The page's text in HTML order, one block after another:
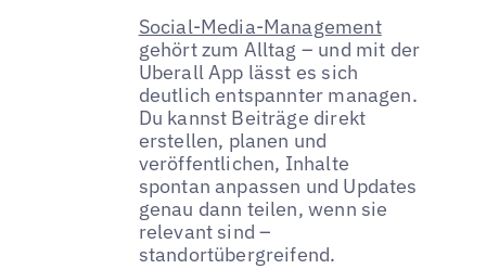
Social-Media-Management
gehört zum Alltag – und mit der
Uberall App lässt es sich
deutlich entspannter managen.
Du kannst Beiträge direkt
erstellen, planen und
veröffentlichen, Inhalte
spontan anpassen und Updates
genau dann teilen, wenn sie
relevant sind –
standortübergreifend.